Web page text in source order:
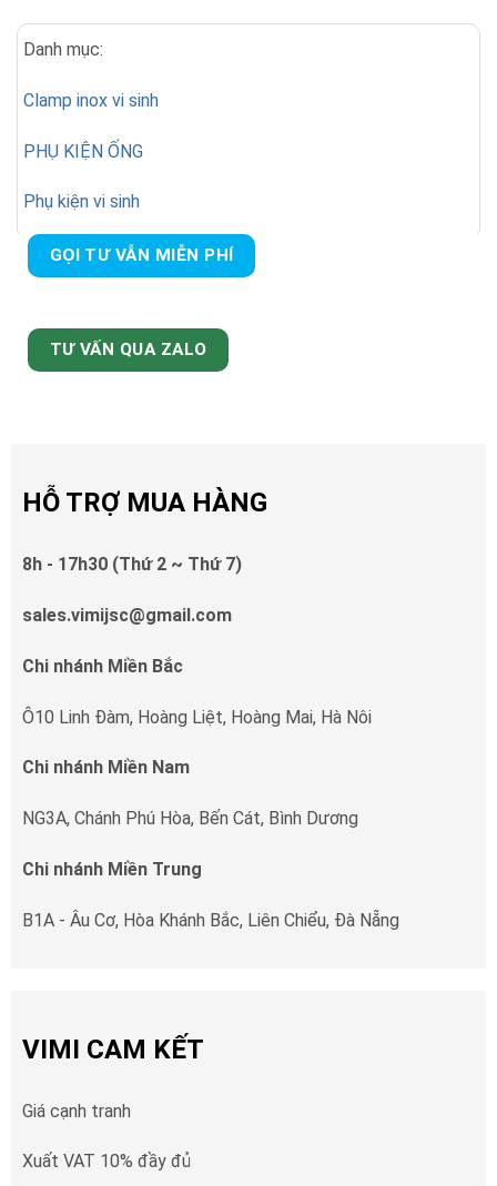
Danh mục:
Clamp inox vi sinh
PHỤ KIỆN ỐNG
Phụ kiện vi sinh
GỌI TƯ VẪN MIỄN PHÍ
TƯ VẤN QUA ZALO
HỖ TRỢ MUA HÀNG
8h - 17h30 (Thứ 2 ~ Thứ 7)
sales.vimijsc@gmail.com
Chi nhánh Miền Bắc
Ô10 Linh Đàm, Hoàng Liệt, Hoàng Mai, Hà Nôi
Chi nhánh Miền Nam
NG3A, Chánh Phú Hòa, Bến Cát, Bình Dương
Chi nhánh Miền Trung
B1A - Âu Cơ, Hòa Khánh Bắc, Liên Chiểu, Đà Nẵng
VIMI CAM KẾT
Giá cạnh tranh
Xuất VAT 10% đầy đủ